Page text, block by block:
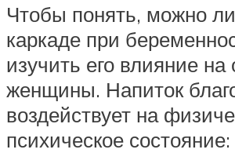
Чтобы понять, можно
каркаде при
изучить его влияние на
женщины. Напиток
воздействует на
психическое состояние: